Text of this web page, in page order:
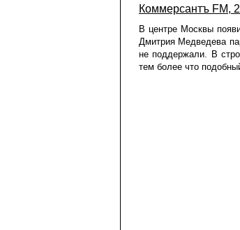
Коммерсантъ FM,
В центре Москвы
Дмитрия Медведева
не поддержали. В
тем более что